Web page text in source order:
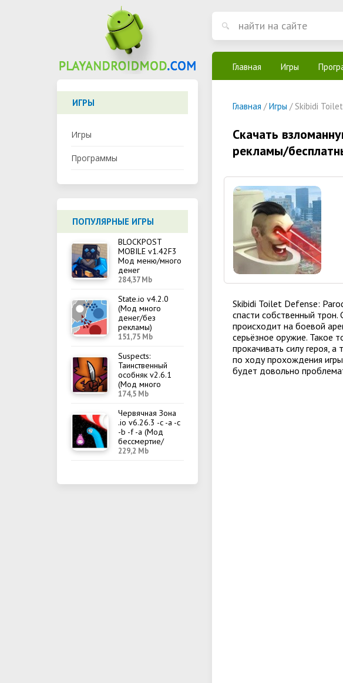
ИГРЫ
Игры
Программы
ПОПУЛЯРНЫЕ ИГРЫ
BLOCKPOST
MOBILE v1.42F3
Мод меню/много
денег
284,37 Mb
State.io v4.2.0
(Мод много
денег/без
рекламы)
151,75 Mb
Suspects:
Таинственный
особняк v2.6.1
(Мод много
денег/меню)
174,5 Mb
Червячная Зона
.io v6.26.3 -c -a -c
-b -f -a (Мод
бессмертие/
меню)
229,2 Mb
Главная Игры
Главная /Игры / Skibidi
Скачать
рекламы/
Skibidi Toilet Defense:
спасти собственный трон.
происходит на боевой
серьёзное оружие. Такое
прокачивать силу героя,
по ходу прохождения
будет довольно